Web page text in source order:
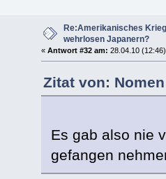
Re:Amerikanisches
wehrlosen Japanern?
« Antwort #32 am: 28.04.10
Zitat von:
Es gab also nie
gefangen